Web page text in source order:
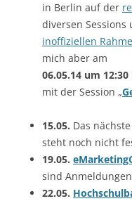
in Berlin auf der
diversen Sessions
inoffiziellen
mich aber am
06.05.14 um 12:30
mit der Session „
15.05. Das nächste
steht noch nicht
19.05.
sind
22.05.